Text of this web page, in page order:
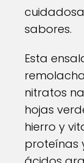
sabores.
Esta
nitratos
hojas
hierro y
proteínas